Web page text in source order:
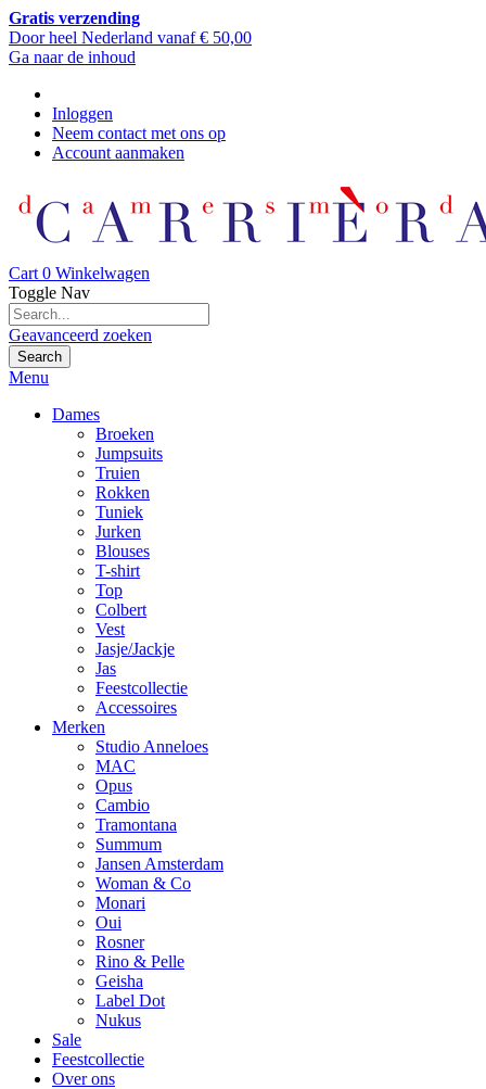
Gratis verzending
Door heel Nederland vanaf € 50,00
Ga naar de inhoud
Inloggen
Neem contact met ons op
Account aanmaken
Cart 0 Winkelwagen
Toggle Nav
Geavanceerd zoeken
Search
Menu
Dames
Broeken
Jumpsuits
Truien
Rokken
Tuniek
Jurken
Blouses
T-shirt
Top
Colbert
Vest
Jasje/Jackje
Jas
Feestcollectie
Accessoires
Merken
Studio Anneloes
MAC
Opus
Cambio
Tramontana
Summum
Jansen Amsterdam
Woman & Co
Monari
Oui
Rosner
Rino & Pelle
Geisha
Label Dot
Nukus
Sale
Feestcollectie
Over ons